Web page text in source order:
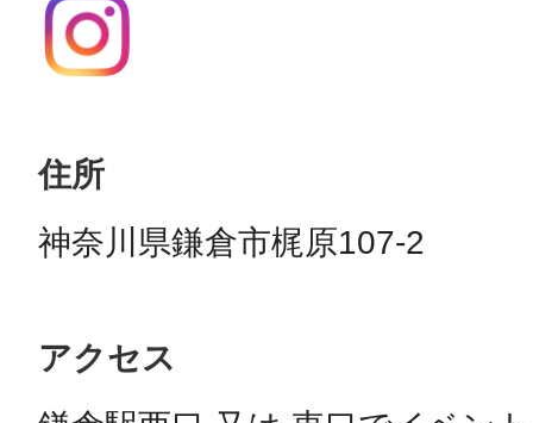
住所
神奈川県鎌倉市梶原107-2
アクセス